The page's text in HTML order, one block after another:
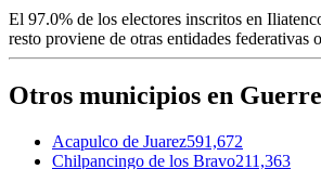
El 97.0% de los electores inscritos en
resto proviene de otras entidades federativas
Otros municipios en
Acapulco de Juarez591,672
Chilpancingo de los Bravo211,363